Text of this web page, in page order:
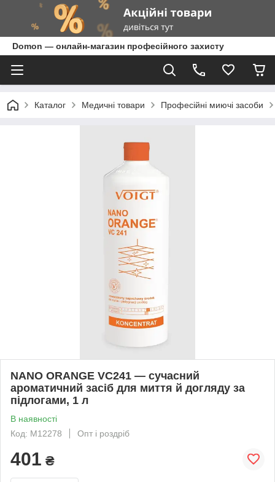
Domon — онлайн-магазин професійного захисту
Каталог Медичні товари Професійні миючі засоби
NANO ORANGE VC241 — сучасний
ароматичний засіб для миття й догляду за
підлогами, 1 л
В наявності
Код: M12278
Опт і роздріб
401 ₴